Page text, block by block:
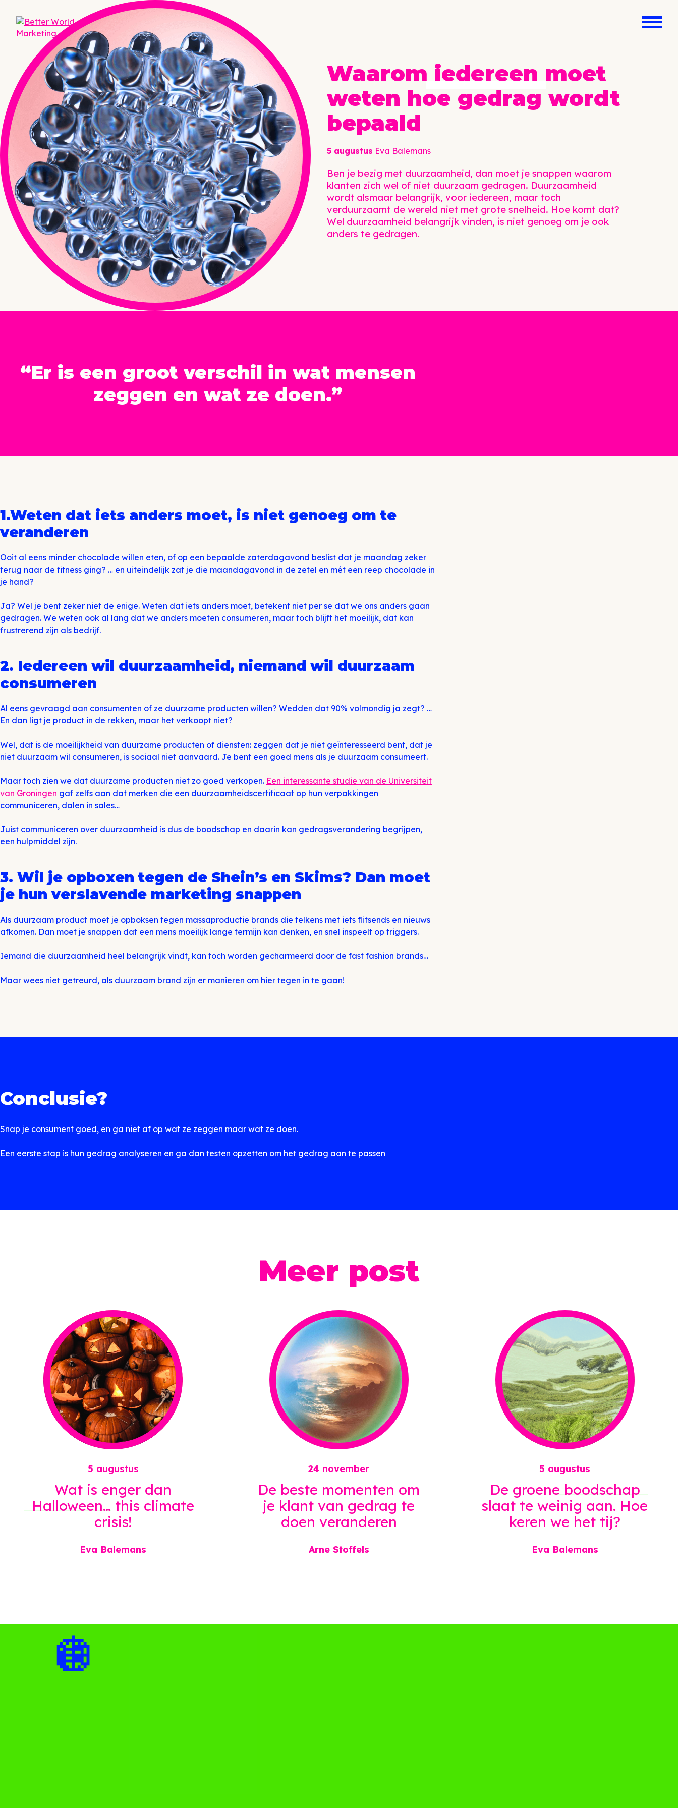
Waarom iedereen moet
weten hoe gedrag wordt
bepaald
5 augustus Eva Balemans
Ben je bezig met duurzaamheid, dan moet je snappen waarom
klanten zich wel of niet duurzaam gedragen. Duurzaamheid
wordt alsmaar belangrijk, voor iedereen, maar toch
verduurzaamt de wereld niet met grote snelheid. Hoe komt dat?
Wel duurzaamheid belangrijk vinden, is niet genoeg om je ook
anders te gedragen.
“Er is een groot verschil in wat mensen
zeggen en wat ze doen.”
1.Weten dat iets anders moet, is niet genoeg om te
veranderen
Ooit al eens minder chocolade willen eten, of op een bepaalde zaterdagavond beslist dat je maandag zeker
terug naar de fitness ging? … en uiteindelijk zat je die maandagavond in de zetel en mét een reep chocolade in
je hand?
Ja? Wel je bent zeker niet de enige. Weten dat iets anders moet, betekent niet per se dat we ons anders gaan
gedragen. We weten ook al lang dat we anders moeten consumeren, maar toch blijft het moeilijk, dat kan
frustrerend zijn als bedrijf.
2. Iedereen wil duurzaamheid, niemand wil duurzaam
consumeren
Al eens gevraagd aan consumenten of ze duurzame producten willen? Wedden dat 90% volmondig ja zegt? …
En dan ligt je product in de rekken, maar het verkoopt niet?
Wel, dat is de moeilijkheid van duurzame producten of diensten: zeggen dat je niet geïnteresseerd bent, dat je
niet duurzaam wil consumeren, is sociaal niet aanvaard. Je bent een goed mens als je duurzaam consumeert.
Maar toch zien we dat duurzame producten niet zo goed verkopen. Een interessante studie van de Universiteit
van Groningen gaf zelfs aan dat merken die een duurzaamheidscertificaat op hun verpakkingen
communiceren, dalen in sales…
Juist communiceren over duurzaamheid is dus de boodschap en daarin kan gedragsverandering begrijpen,
een hulpmiddel zijn.
3. Wil je opboxen tegen de Shein’s en Skims? Dan moet
je hun verslavende marketing snappen
Als duurzaam product moet je opboksen tegen massaproductie brands die telkens met iets flitsends en nieuws
afkomen. Dan moet je snappen dat een mens moeilijk lange termijn kan denken, en snel inspeelt op triggers.
Iemand die duurzaamheid heel belangrijk vindt, kan toch worden gecharmeerd door de fast fashion brands…
Maar wees niet getreurd, als duurzaam brand zijn er manieren om hier tegen in te gaan!
Conclusie?
Snap je consument goed, en ga niet af op wat ze zeggen maar wat ze doen.
Een eerste stap is hun gedrag analyseren en ga dan testen opzetten om het gedrag aan te passen
Meer post
5 augustus
Wat is enger dan
Halloween… this climate
crisis!
Eva Balemans
24 november
De beste momenten om
je klant van gedrag te
doen veranderen
Arne Stoffels
5 augustus
De groene boodschap
slaat te weinig aan. Hoe
keren we het tij?
Eva Balemans
🪩
✨
✨